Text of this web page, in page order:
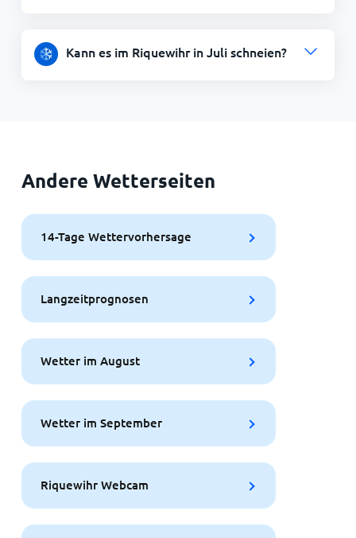
Kann es im Riquewihr in Juli schneien?
Andere Wetterseiten
14-Tage Wettervorhersage
Langzeitprognosen
Wetter im August
Wetter im September
Riquewihr Webcam